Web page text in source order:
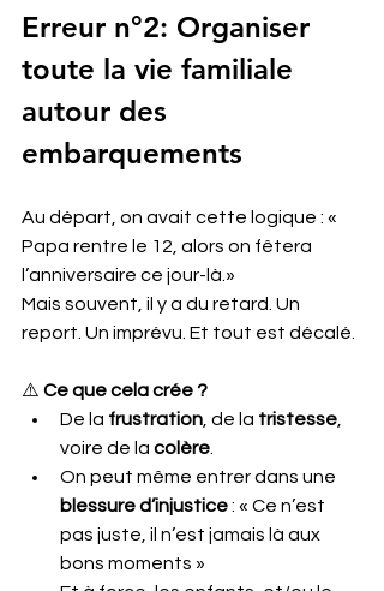
Erreur n°2: Organiser
toute la vie familiale
autour des
embarquements
Au départ, on avait cette logique : «
Papa rentre le 12, alors on fêtera
l’anniversaire ce jour-là.»
Mais souvent, il y a du retard. Un
report. Un imprévu. Et tout est décalé.
⚠️ Ce que cela crée ?
De la frustration , de la tristesse
voire de la colère
On peut même entrer dans une
blessure d’injustice : « Ce n’est
pas juste, il n’est jamais là aux
bons moments »